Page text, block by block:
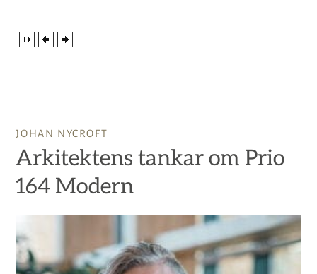
JOHAN NYCROFT
Arkitektens tankar om Prio
164 Modern